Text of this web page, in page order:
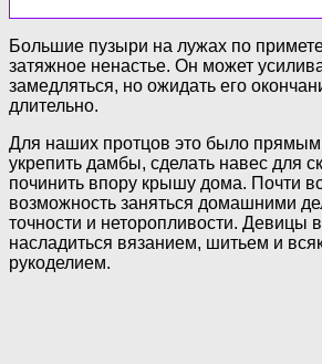
Большие пузыри на лужах по
затяжное ненастье. Он может
замедляться, но ожидать его
длительно.
Для наших протцов это было прямым
укрепить дамбы, сделать навес для
починить впору крышу дома. Почти
возможность заняться домашними
точности и неторопливости. Девицы
насладиться вязанием, шитьем и
рукоделием.